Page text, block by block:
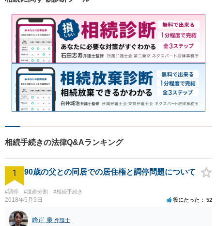
相続手続きの法律Q&Aランキング
1 90歳の父との同居での居住権と調停問題について
#調停 #遺産分割 #相続手続き
2018年5月9日 役にたった 52
峰岸 泉 弁護士